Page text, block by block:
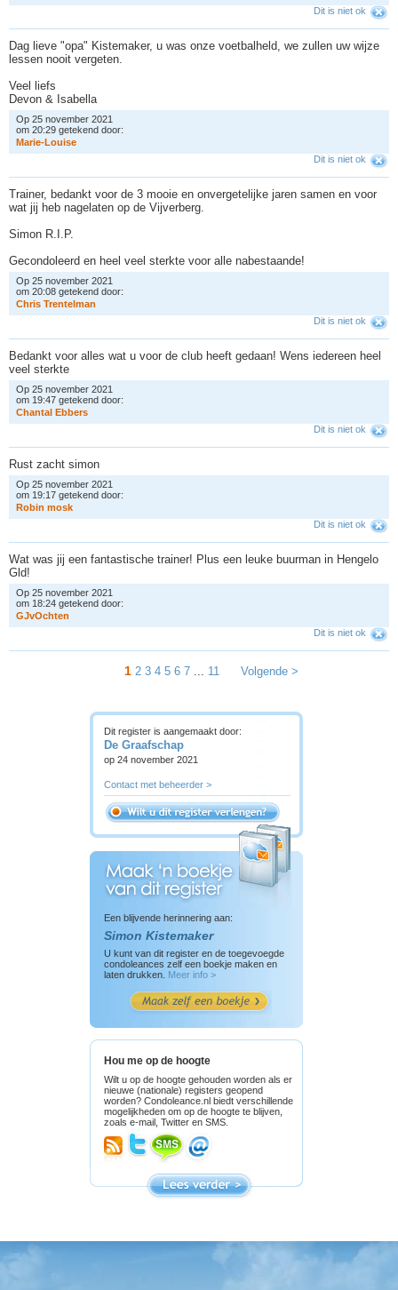
Dit is niet ok
Dag lieve "opa" Kistemaker, u was onze voetbalheld, we zullen uw wijze
lessen nooit vergeten.
Veel liefs
Devon & Isabella
Op 25 november 2021
om 20:29 getekend door:
Marie-Louise
Dit is niet ok
Trainer, bedankt voor de 3 mooie en onvergetelijke jaren samen en voor
wat jij heb nagelaten op de Vijverberg.
Simon R.I.P.
Gecondoleerd en heel veel sterkte voor alle nabestaande!
Op 25 november 2021
om 20:08 getekend door:
Chris Trentelman
Dit is niet ok
Bedankt voor alles wat u voor de club heeft gedaan! Wens iedereen heel
veel sterkte
Op 25 november 2021
om 19:47 getekend door:
Chantal Ebbers
Dit is niet ok
Rust zacht simon
Op 25 november 2021
om 19:17 getekend door:
Robin mosk
Dit is niet ok
Wat was jij een fantastische trainer! Plus een leuke buurman in Hengelo
Gld!
Op 25 november 2021
om 18:24 getekend door:
GJvOchten
Dit is niet ok
1 2 3 4 5 6 7 11 Volgende >
Dit register is aangemaakt door:
De Graafschap
op 24 november 2021
Contact met beheerder >
Een blijvende herinnering aan:
Simon Kistemaker
U kunt van dit register en de toegevoegde
condoleances zelf een boekje maken en
laten drukken. Meer info >
Hou me op de hoogte
Wilt u op de hoogte gehouden worden als er
nieuwe (nationale) registers geopend
worden? Condoleance.nl biedt verschillende
mogelijkheden om op de hoogte te blijven,
zoals e-mail, Twitter en SMS.